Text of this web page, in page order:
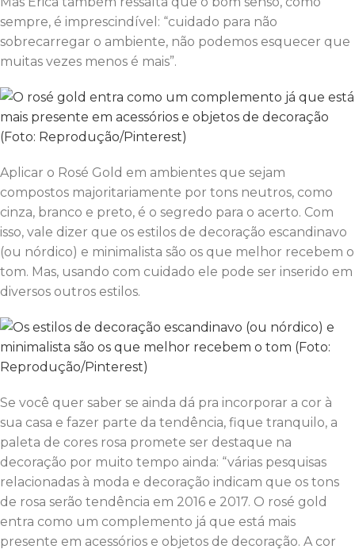
sempre, é imprescindível: “cuidado para não
sobrecarregar o ambiente, não podemos esquecer que
muitas vezes menos é mais”.
Aplicar o Rosé Gold em ambientes que sejam
compostos majoritariamente por tons neutros, como
cinza, branco e preto, é o segredo para o acerto. Com
isso, vale dizer que os estilos de decoração escandinavo
(ou nórdico) e minimalista são os que melhor recebem o
tom. Mas, usando com cuidado ele pode ser inserido em
diversos outros estilos.
Se você quer saber se ainda dá pra incorporar a cor à
sua casa e fazer parte da tendência, fique tranquilo, a
paleta de cores rosa promete ser destaque na
decoração por muito tempo ainda: “várias pesquisas
relacionadas à moda e decoração indicam que os tons
de rosa serão tendência em 2016 e 2017. O rosé gold
entra como um complemento já que está mais
presente em acessórios e objetos de decoração. A cor